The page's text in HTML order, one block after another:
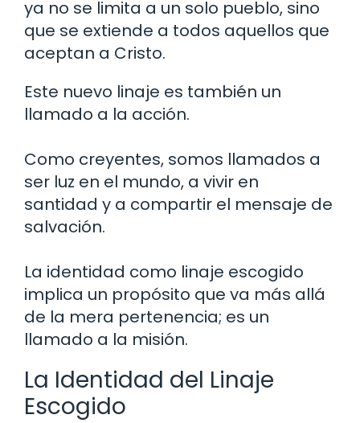
ya no se limita a un solo pueblo, sino
que se extiende a todos aquellos que
aceptan a Cristo.
Este nuevo linaje es también un
llamado a la acción.
Como creyentes, somos llamados a
ser luz en el mundo, a vivir en
santidad y a compartir el mensaje de
salvación.
La identidad como linaje escogido
implica un propósito que va más allá
de la mera pertenencia; es un
llamado a la misión.
La Identidad del Linaje
Escogido